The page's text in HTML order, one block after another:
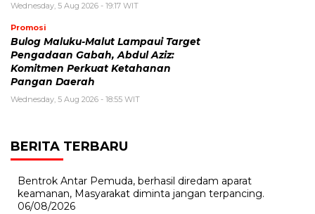
Wednesday, 5 Aug 2026 - 19:17 WIT
Promosi
Bulog Maluku-Malut Lampaui Target
Pengadaan Gabah, Abdul Aziz:
Komitmen Perkuat Ketahanan
Pangan Daerah
Wednesday, 5 Aug 2026 - 18:55 WIT
BERITA TERBARU
Bentrok Antar Pemuda, berhasil diredam aparat
keamanan, Masyarakat diminta jangan terpancing.
06/08/2026